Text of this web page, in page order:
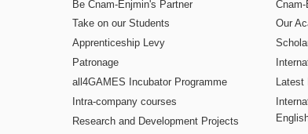
Be Cnam-Enjmin's Partner
Take on our Students
Apprenticeship Levy
Patronage
all4GAMES Incubator Programme
Intra-company courses
Research and Development Projects
Our
Latest